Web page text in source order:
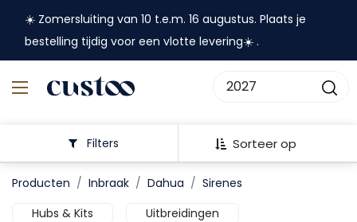
☀️ Zomersluiting van 10 t.e.m. 16 augustus. Plaats je
bestelling tijdig voor een vlotte levering☀️ .
Sorteer op
Filters
Producten Inbraak Dahua
Sirenes
Hubs & Kits
Uitbreidingen